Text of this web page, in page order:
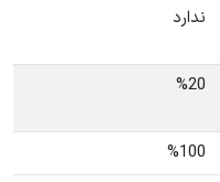
ندارد
%20
%100